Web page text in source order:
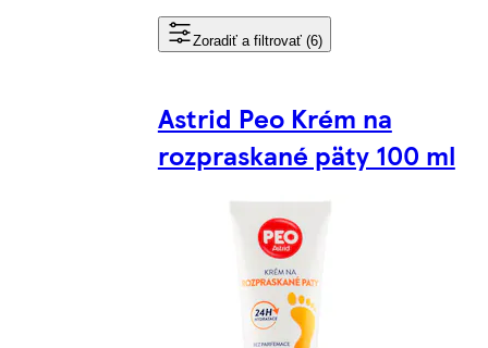
Zoradiť a filtrovať (6)
Astrid Peo Krém na
rozpraskané päty 100 ml